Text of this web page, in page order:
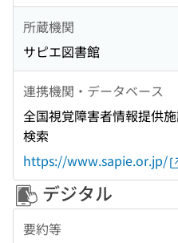
所蔵機関
サピエ図書館
連携機関・データベース
全国視覚障害者情報提供
検索
https://www.sapie.or.jp/
デジタル
要約等